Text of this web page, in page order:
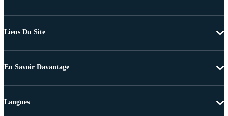
Liens Du Site
En Savoir Davantage
Langues